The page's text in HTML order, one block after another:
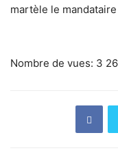
martèle le
Nombre de vues: 3